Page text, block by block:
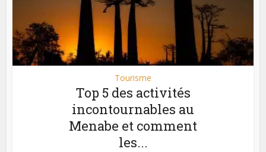
Tourisme
Top 5 des activités
incontournables au
Menabe et comment
les...